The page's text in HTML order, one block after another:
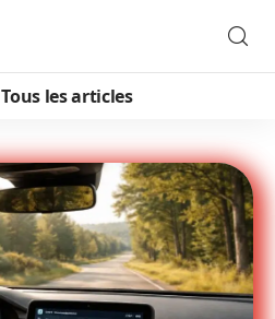
Tous les articles